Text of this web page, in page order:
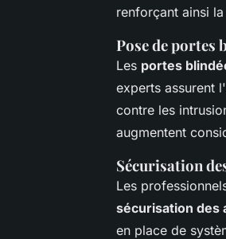
renforçant ainsi la
Pose de portes
Les portes
experts assurent
contre les
augmentent
Sécurisation
Les
sécurisation des
en place de